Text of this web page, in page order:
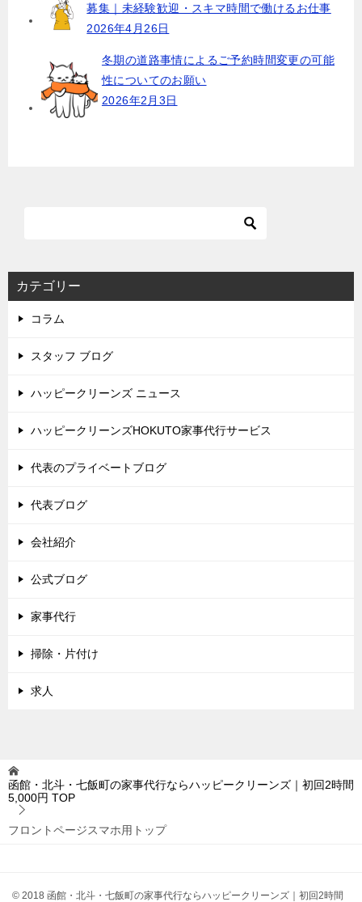
募集｜未経験歓迎・スキマ時間で働けるお仕事
2026年4月26日
冬期の道路事情によるご予約時間変更の可能
性についてのお願い
2026年2月3日
カテゴリー
コラム
スタッフ ブログ
ハッピークリーンズ ニュース
ハッピークリーンズHOKUTO家事代行サービス
代表のプライベートブログ
代表ブログ
会社紹介
公式ブログ
家事代行
掃除・片付け
求人
函館・北斗・七飯町の家事代行ならハッピークリーンズ｜初回2時間
5,000円 TOP
フロントページスマホ用トップ
© 2018 函館・北斗・七飯町の家事代行ならハッピークリーンズ｜初回2時間